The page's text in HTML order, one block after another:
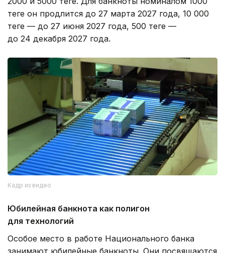
теңге он продлится до 27 марта 2027 года, 10 000
теңге — до 27 июня 2027 года, 500 теңге —
до 24 декабря 2027 года.
Кадр из видео
Юбилейная банкнота как полигон
для технологий
Особое место в работе Национального банка